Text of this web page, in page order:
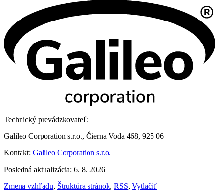
Technický prevádzkovateľ:
Galileo Corporation s.r.o., Čierna Voda 468, 925 06
Kontakt: Galileo Corporation s.r.o.
Posledná aktualizácia: 6. 8. 2026
Zmena vzhľadu, Štruktúra stránok, RSS, Vytlačiť